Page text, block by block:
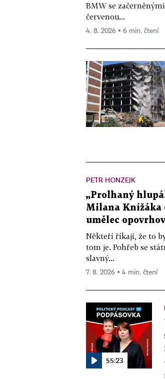
BMW se
červenou...
4. 8. 2026 ▪ 6 min. čtení
PETR HONZEJK
„Prolhaný
Milana Knížáka
umělec
Někteří říkají, že to
tom je. Pohřeb se
slavný...
7. 8. 2026 ▪ 4 min. čtení
55:23